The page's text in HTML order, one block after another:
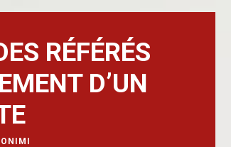
RÉFÉRÉS
D’UN